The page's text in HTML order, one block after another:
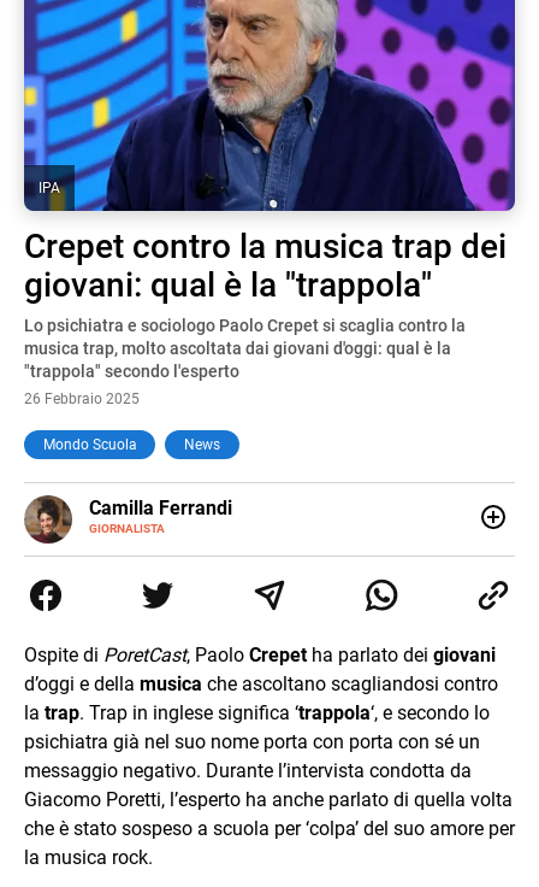
IPA
Crepet contro la musica trap dei
giovani: qual è la "trappola"
Lo psichiatra e sociologo Paolo Crepet si scaglia contro la
musica trap, molto ascoltata dai giovani d'oggi: qual è la
"trappola" secondo l'esperto
26 Febbraio 2025
Mondo Scuola News
Camilla Ferrandi
GIORNALISTA
E-
MAIL
LINKEDIN
di trasformare la passione per la scrittura in un lavoro, e
da lì non mi sono più fermata. L’attualità è il mio pane
mente.
Ospite di PoretCast, Paolo Crepetha parlato dei giovani
d’oggi e della musica che ascoltano scagliandosi contro
la trap. Trap in inglese significa ‘trappola‘, e secondo lo
psichiatra già nel suo nome porta con porta con sé un
messaggio negativo. Durante l’intervista condotta da
Giacomo Poretti, l’esperto ha anche parlato di quella volta
che è stato sospeso a scuola per ‘colpa’ del suo amore per
la musica rock.